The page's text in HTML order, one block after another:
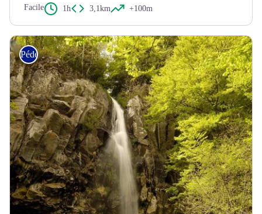
Facile 1h 3,1km +100m
Pédestre